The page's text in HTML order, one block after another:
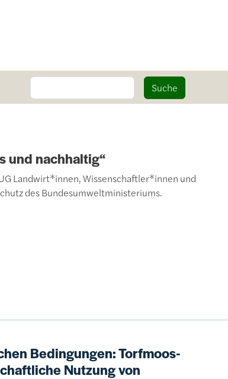
Suche Suche
und nachhaltig“
Landwirt*innen, Wissenschaftler*innen und
des Bundesumweltministeriums.
Bedingungen: Torfmoos-
Nutzung von